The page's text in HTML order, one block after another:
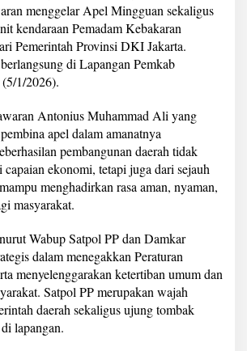
g
u
n
S
e
a
l
i
g
u
s
P
e
y
e
r
a
h
a
n
menggelar Apel Mingguan sekaligus
kendaraan Pemadam Kebakaran
Pemerintah Provinsi DKI Jakarta.
di Lapangan Pemkab
1/2026).
Antonius Muhammad Ali yang
apel dalam amanatnya
pembangunan daerah tidak
capaian ekonomi, tetapi juga dari sejauh
menghadirkan rasa aman, nyaman,
masyarakat.
Wabup Satpol PP dan Damkar
dalam menegakkan Peraturan
menyelenggarakan ketertiban umum dan
Satpol PP merupakan wajah
daerah sekaligus ujung tombak
lapangan.